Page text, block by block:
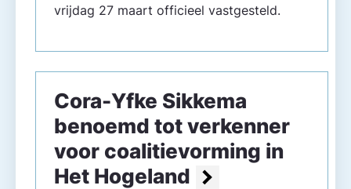
vrijdag 27 maart officieel vastgesteld.
Cora-Yfke Sikkema
benoemd tot verkenner
voor coalitievorming in
Het Hogeland